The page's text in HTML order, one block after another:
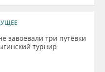
завоевали три путёвки
турнир